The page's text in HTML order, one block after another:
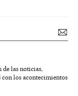
de las noticias,
con los acontecimientos